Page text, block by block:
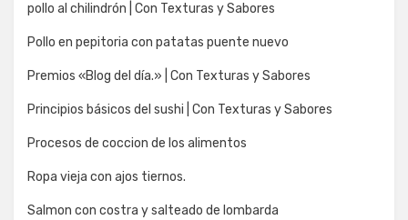
pollo al chilindrón | Con Texturas y Sabores
Pollo en pepitoria con patatas puente nuevo
Premios «Blog del día.» | Con Texturas y Sabores
Principios básicos del sushi | Con Texturas y Sabores
Procesos de coccion de los alimentos
Ropa vieja con ajos tiernos.
Salmon con costra y salteado de lombarda